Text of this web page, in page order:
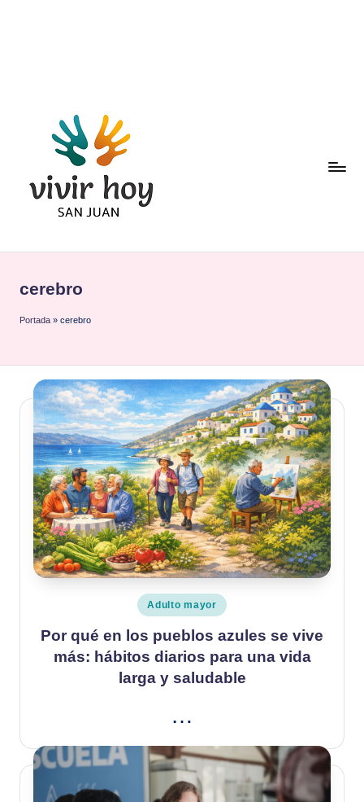
Saltar
contenido
cerebro
Portada » cerebro
Publicado
en
Adulto mayor
Por qué en los pueblos azules se vive
más: hábitos diarios para una vida
larga y saludable
…